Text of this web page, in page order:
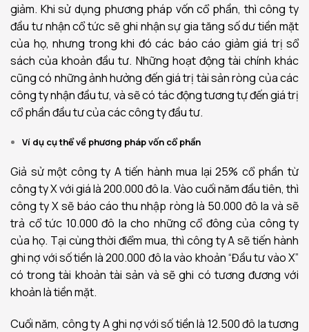
giảm. Khi sử dụng phương pháp vốn cổ phần, thì công ty
đầu tư nhận cổ tức sẽ ghi nhận sự gia tăng số dư tiền mặt
của họ, nhưng trong khi đó các báo cáo giảm giá trị sổ
sách của khoản đầu tư. Những hoạt động tài chính khác
cũng có những ảnh hưởng đến giá trị tài sản ròng của các
công ty nhận đầu tư, và sẽ có tác động tương tự đến giá trị
cổ phần đầu tư của các công ty đầu tư.
Ví dụ cụ thể về phương pháp vốn cổ phần
Giả sử một công ty A tiến hành mua lại 25% cổ phần từ
công ty X với giá là 200.000 đô la. Vào cuối năm đầu tiên, thì
công ty X sẽ báo cáo thu nhập ròng là 50.000 đô la và sẽ
trả cổ tức 10.000 đô la cho những cổ đông của công ty
của họ. Tại cùng thời điểm mua, thì công ty A sẽ tiến hành
ghi nợ với số tiền là 200.000 đô la vào khoản “Đầu tư vào X”
có trong tài khoản tài sản và sẽ ghi có tương đương với
khoản là tiền mặt.
Cuối năm, công ty A ghi nợ với số tiền là 12.500 đô la tương